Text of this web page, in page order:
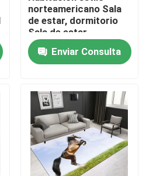
piso
dormitorio
la sala de estar
impermeable del cuarto de
de los niños
norteamericano Sala
de estar, dormitorio
Sala de estar
Alfombras de suelo
Enviar Consulta